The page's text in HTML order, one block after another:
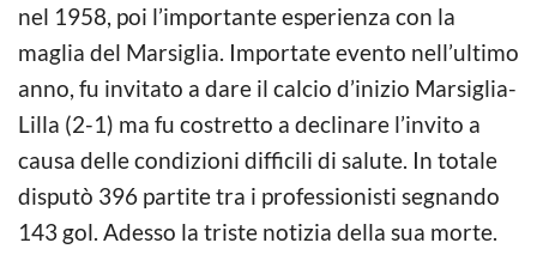
nel 1958, poi l’importante esperienza con la
maglia del Marsiglia. Importate evento nell’ultimo
anno, fu invitato a dare il calcio d’inizio Marsiglia-
Lilla (2-1) ma fu costretto a declinare l’invito a
causa delle condizioni difficili di salute. In totale
disputò 396 partite tra i professionisti segnando
143 gol. Adesso la triste notizia della sua morte.